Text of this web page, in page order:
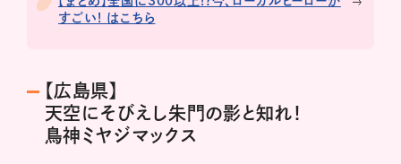
すごい! はこちら
【広島県】
天空にそびえし朱門の影と知れ！
鳥神ミヤジマックス